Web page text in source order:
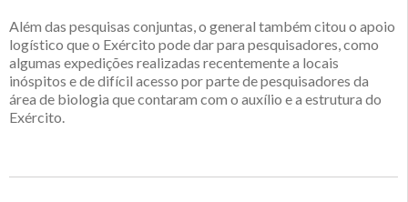
Além das pesquisas conjuntas, o general também citou o apoio
logístico que o Exército pode dar para pesquisadores, como
algumas expedições realizadas recentemente a locais
inóspitos e de difícil acesso por parte de pesquisadores da
área de biologia que contaram com o auxílio e a estrutura do
Exército.